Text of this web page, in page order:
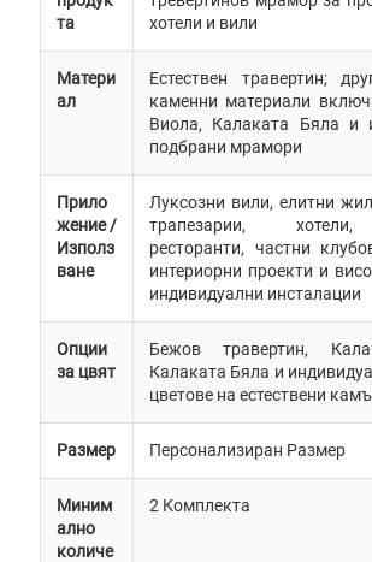
та
хотели и вили
Матери
ал
Естествен травертин;
каменни материали
Виола, Калаката Бяла и
подбрани мрамори
Прило
жение /
Използ
ване
Луксозни вили, елитни
трапезарии,
ресторанти, частни
интериорни проекти и
индивидуални инсталации
Опции
за цвят
Бежов травертин,
Калаката Бяла и
цветове на естествени
Размер Персонализиран Размер
Миним
ално
количе
2 Комплекта